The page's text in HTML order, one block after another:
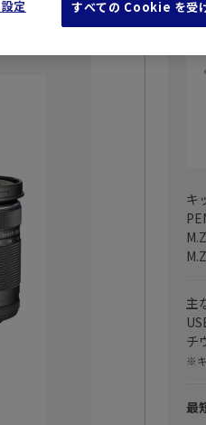
キ
主
チ
※
最
定 すべての Cookie を受